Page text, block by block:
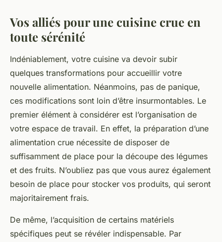
Vos alliés pour une cuisine crue en
toute sérénité
Indéniablement, votre cuisine va devoir subir
quelques transformations pour accueillir votre
nouvelle alimentation. Néanmoins, pas de panique,
ces modifications sont loin d’être insurmontables. Le
premier élément à considérer est l’organisation de
votre espace de travail. En effet, la préparation d’une
alimentation crue nécessite de disposer de
suffisamment de place pour la découpe des légumes
et des fruits. N’oubliez pas que vous aurez également
besoin de place pour stocker vos produits, qui seront
majoritairement frais.
De même, l’acquisition de certains matériels
spécifiques peut se révéler indispensable. Par